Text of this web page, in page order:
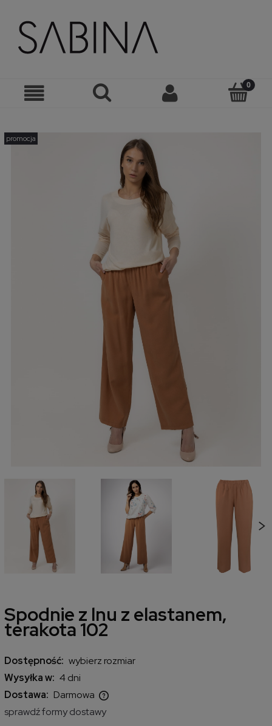
promocja
Spodnie z lnu z elastanem,
terakota 102
Dostępność: wybierz rozmiar
Wysyłka w: 4 dni
Dostawa: Darmowa
Cena nie zawiera ewentualnych kosztów płatności
sprawdź formy dostawy